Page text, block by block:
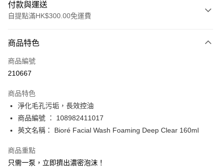
付款與運送
自提點滿HK$300.00免運費
信用卡
Apple Pay
PayMe
WeChat Pay
送貨方式
商品特色
商品編號
210667
商品特色
淨化毛孔污垢，長效控油
商品編號 ： 108982411017
英文名稱： Bioré Facial Wash Foaming Deep Clear 160ml
商品重點
只需一泵，立即擠出濃密泡沫！